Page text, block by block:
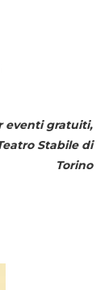
eventi gratuiti,
Stabile di
Torino